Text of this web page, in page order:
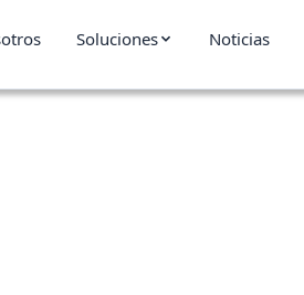
Soluciones Noticias